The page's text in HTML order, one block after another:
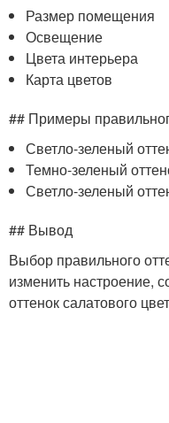
Размер помещения
Освещение
Цвета интерьера
Карта цветов
## Примеры
Светло-зеленый
Темно-зеленый
Светло-зеленый
## Вывод
Выбор правильного
изменить настроение,
оттенок салатового